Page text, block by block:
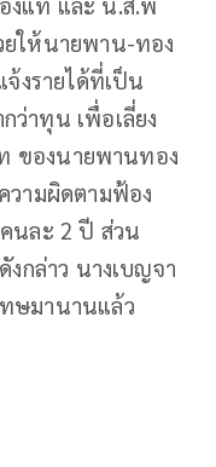
ให้นายพาน-ทอง
งรายได้ที่เป็น
ว่าทุน เพื่อเลี่ยง
ของนายพานทอง
วามผิดตามฟ้อง
นละ 2 ปี ส่วน
งกล่าว นางเบญจา
ษมานานแล้ว